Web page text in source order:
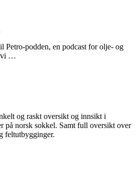
Petro-podden, en podcast for olje- og
vi …
og raskt oversikt og innsikt i
på norsk sokkel. Samt full oversikt over
feltutbygginger.